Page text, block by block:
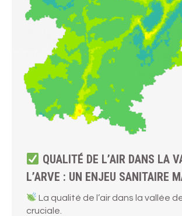
QUALITÉ DE L’AIR DANS LA
L’ARVE : UN ENJEU SANITAIRE
La qualité de l’air dans la vallée
cruciale.